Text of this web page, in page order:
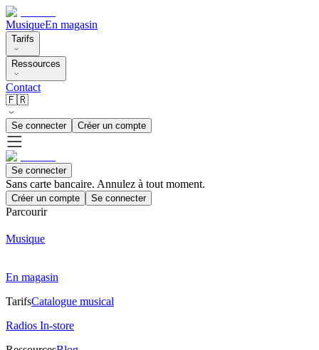
MusiqueEn magasin
Tarifs
Ressources
Contact
🇫🇷
Se connecter Créer un compte
Se connecter
Sans carte bancaire. Annulez à tout moment.
Créer un compte Se connecter
Parcourir
Musique
En magasin
TarifsCatalogue musical
Radios In-store